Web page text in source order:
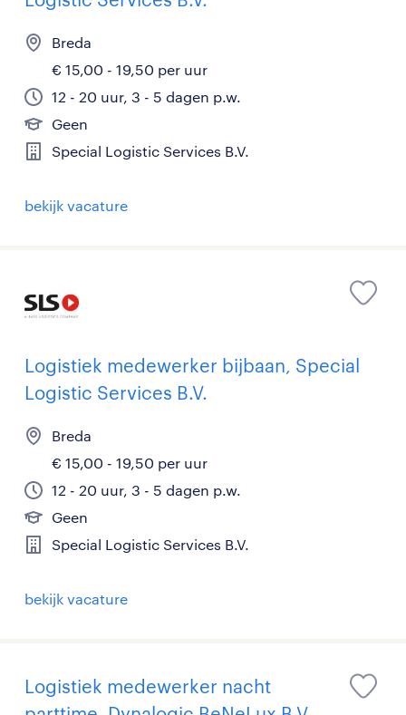
Breda
€ 15,00 - 19,50 per uur
12 - 20 uur, 3 - 5 dagen p.w.
Geen
Special Logistic Services B.V.
bekijk vacature
Logistiek medewerker bijbaan, Special
Logistic Services B.V.
Breda
€ 15,00 - 19,50 per uur
12 - 20 uur, 3 - 5 dagen p.w.
Geen
Special Logistic Services B.V.
bekijk vacature
Logistiek medewerker nacht